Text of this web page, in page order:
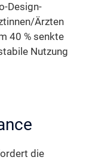
Design-
Ärzten
40 % senkte
Nutzung
die